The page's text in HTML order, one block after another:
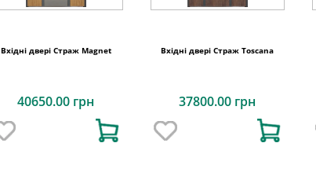
Вхідні двері Страж Magnet
40650.00 грн
Вхідні двері Страж Toscana
37800.00 грн